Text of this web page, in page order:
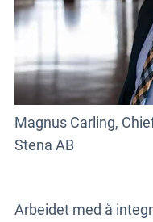
Magnus Carling,
Stena AB
Arbeidet med å